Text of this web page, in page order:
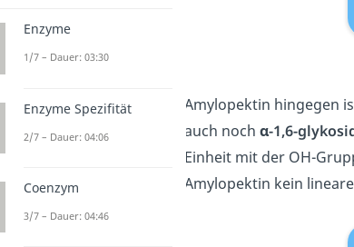
Amylopektin hingegen
auch noch α-1,6-
Einheit mit der OH-
Amylopektin kein
Enzyme
1/7 – Dauer: 03:30
Enzyme Spezifität
2/7 – Dauer: 04:06
Coenzym
3/7 – Dauer: 04:46